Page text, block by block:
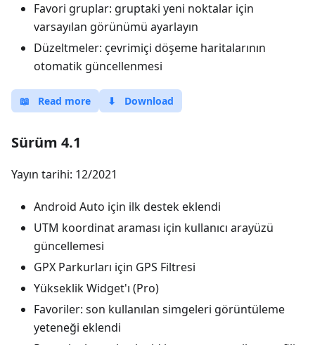
Favori gruplar: gruptaki yeni noktalar için
varsayılan görünümü ayarlayın
Düzeltmeler: çevrimiçi döşeme haritalarının
otomatik güncellenmesi
📖 Read more ⬇ Download
Sürüm 4.1
Yayın tarihi: 12/2021
Android Auto için ilk destek eklendi
UTM koordinat araması için kullanıcı arayüzü
güncellemesi
GPX Parkurları için GPS Filtresi
Yükseklik Widget'ı (Pro)
Favoriler: son kullanılan simgeleri görüntüleme
yeteneği eklendi